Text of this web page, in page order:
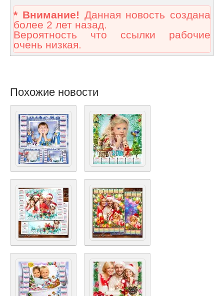
* Внимание! Данная новость создана
более 2 лет назад.
Вероятность что ссылки рабочие
очень низкая.
Похожие новости